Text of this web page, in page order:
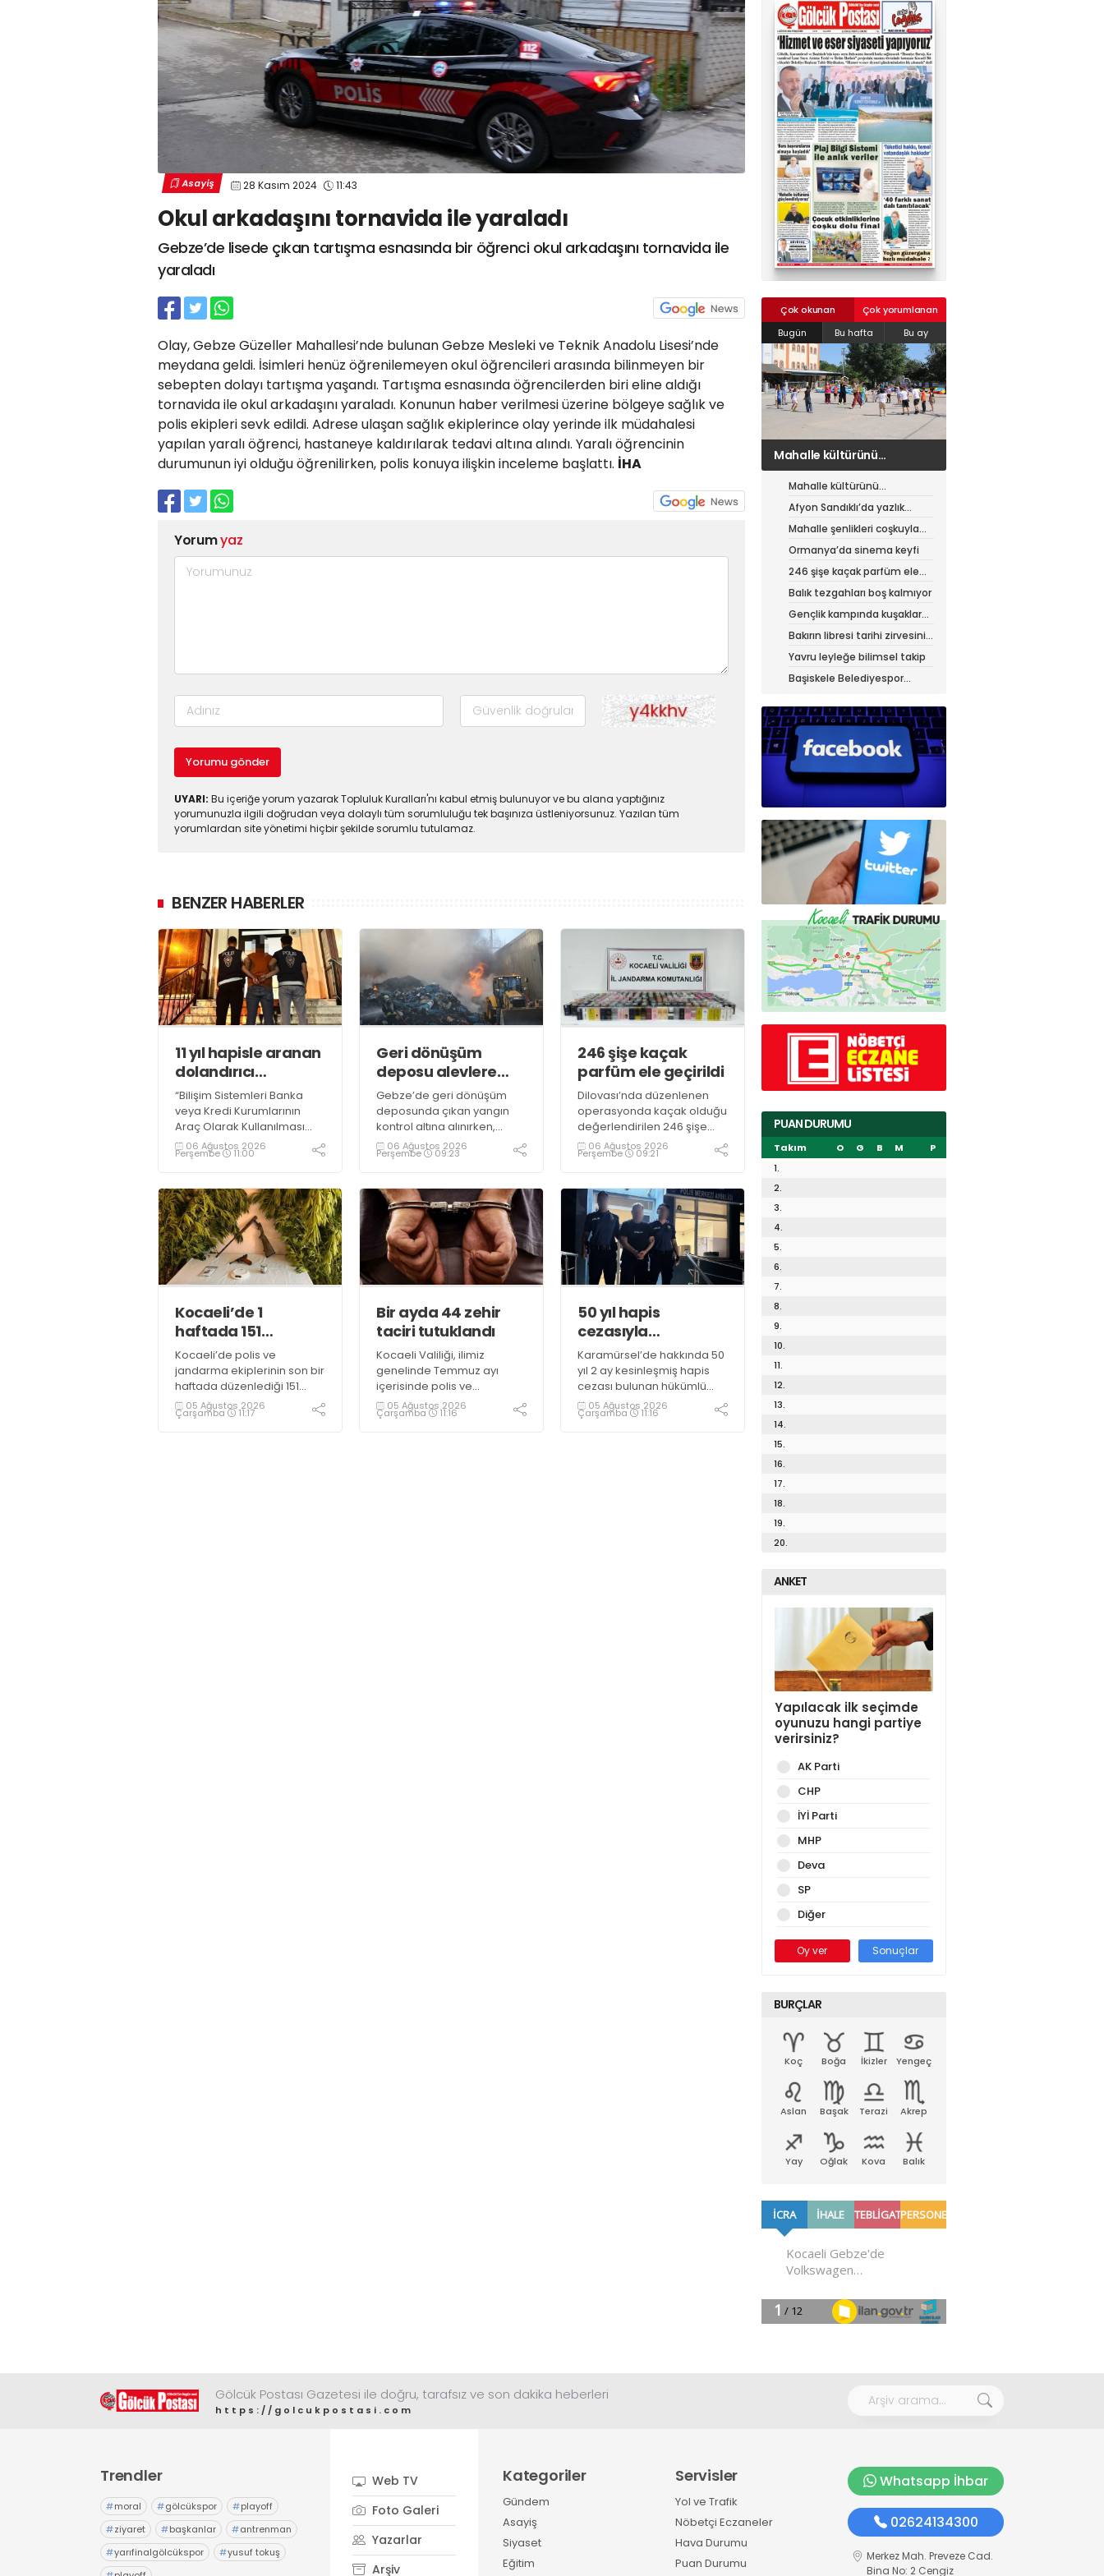
Asayiş 28 Kasım 2024 11:43
Okul arkadaşını tornavida ile yaraladı
Gebze’de lisede çıkan tartışma esnasında bir öğrenci okul arkadaşını tornavida ile
yaraladı
Olay, Gebze Güzeller Mahallesi’nde bulunan Gebze Mesleki ve Teknik Anadolu Lisesi’nde
meydana geldi. İsimleri henüz öğrenilemeyen okul öğrencileri arasında bilinmeyen bir
sebepten dolayı tartışma yaşandı. Tartışma esnasında öğrencilerden biri eline aldığı
tornavida ile okul arkadaşını yaraladı. Konunun haber verilmesi üzerine bölgeye sağlık ve
polis ekipleri sevk edildi. Adrese ulaşan sağlık ekiplerince olay yerinde ilk müdahalesi
yapılan yaralı öğrenci, hastaneye kaldırılarak tedavi altına alındı. Yaralı öğrencinin
durumunun iyi olduğu öğrenilirken, polis konuya ilişkin inceleme başlattı. İHA
Yorumyaz
Yorumu gönder
UYARI: Bu içeriğe yorum yazarak Topluluk Kuralları'nı kabul etmiş bulunuyor ve bu alana yaptığınız
yorumunuzla ilgili doğrudan veya dolaylı tüm sorumluluğu tek başınıza üstleniyorsunuz. Yazılan tüm
yorumlardan site yönetimi hiçbir şekilde sorumlu tutulamaz.
BENZER HABERLER
11 yıl hapisle aranan
dolandırıcı
yakalandı
“Bilişim Sistemleri Banka
veya Kredi Kurumlarının
Araç Olarak Kullanılması
Suretiyle Dolandırıcılık”
suçundan 11 yıl 3 ay
bulunan şahıs yakalandı
06 Ağustos 2026
Perşembe 11:00
Geri dönüşüm
deposu alevlere
teslim oldu
Gebze’de geri dönüşüm
deposunda çıkan yangın
kontrol altına alınırken,
duman sebebiyle TEM ve
D100 Karayolu’nda göz gözü
06 Ağustos 2026
Perşembe 09:23
246 şişe kaçak
parfüm ele geçirildi
Dilovası’nda düzenlenen
operasyonda kaçak olduğu
değerlendirilen 246 şişe
parfüm ele geçirildi
06 Ağustos 2026
Perşembe 09:21
Kocaeli’de 1
haftada 151
uyuşturucu
operasyonu
Kocaeli’de polis ve
jandarma ekiplerinin son bir
haftada düzenlediği 151
uyuşturucu operasyonunda
161 şüpheli hakkında adli
05 Ağustos 2026
Çarşamba 11:17
Bir ayda 44 zehir
taciri tutuklandı
Kocaeli Valiliği, ilimiz
genelinde Temmuz ayı
içerisinde polis ve
jandarma ekiplerince
uyuşturucu ile mücadele
05 Ağustos 2026
Çarşamba 11:16
50 yıl hapis
cezasıyla
aranıyordu,
yakalandı
Karamürsel’de hakkında 50
yıl 2 ay kesinleşmiş hapis
cezası bulunan hükümlü
operasyonla gözaltına
alındı
05 Ağustos 2026
Çarşamba 11:16
Çok okunan
Çok yorumlanan
Bugün
Bu hafta Bu ay
Afyon Sandıklı’da yazlık
patates hasadı
Mahalle kültürünü
canlandıran şenlik
Afyon Sandıklı’da yazlık
patates hasadı
Mahalle şenlikleri coşkuyla
sürüyor
Ormanya’da sinema keyfi
246 şişe kaçak parfüm ele
geçirildi
Balık tezgahları boş kalmıyor
Gençlik kampında kuşaklar
buluştu
Bakırın libresi tarihi zirvesini
test ediyor
Yavru leyleğe bilimsel takip
Başiskele Belediyespor
PUAN DURUMU
Takım O G B M
P
1.
2.
3.
4.
5.
6.
7.
8.
9.
10.
11.
12.
13.
14.
15.
16.
17.
18.
19.
20.
ANKET
Yapılacak ilk seçimde
oyunuzu hangi partiye
verirsiniz?
AK Parti
CHP
İYİ Parti
MHP
Deva
SP
Diğer
Oy ver Sonuçlar
BURÇLAR
Koç Boğa İkizler Yengeç
Aslan Başak Terazi Akrep
Yay Oğlak Kova Balık
Gölcük Postası Gazetesi ile doğru, tarafsız ve son dakika heberleri
https://golcukpostasi.com
Trendler
#moral #gölcükspor #playoff
#ziyaret #başkanlar #antrenman
#yarıfinalgölcükspor #yusuf tokuş
Web TV
Foto Galeri
Yazarlar
Arşiv
Kategoriler
Gündem
Asayiş
Siyaset
Eğitim
Servisler
Yol ve Trafik
Nöbetçi Eczaneler
Hava Durumu
Puan Durumu
Whatsapp İhbar
02624134300
Merkez Mah. Preveze Cad.
Bina No: 2 Cengiz
02624132333
haber@golcukpostasi.com